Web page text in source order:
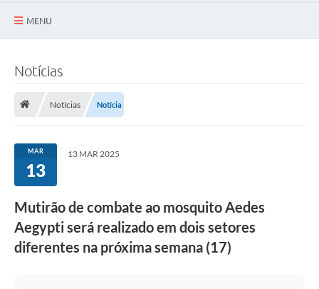
MENU
Legislação
Transparência
Cadastros Culturais
Lei Paulo Gustavo
Notícias
Notícias Notícia
MAR
13
13 MAR 2025
Mutirão de combate ao mosquito Aedes
Aegypti será realizado em dois setores
diferentes na próxima semana (17)